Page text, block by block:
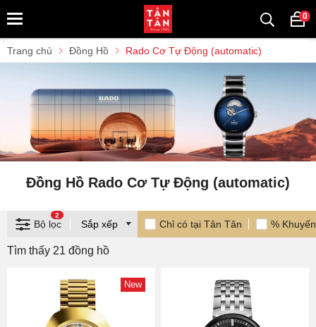
0
Trang chủ Đồng Hồ Rado Cơ Tự Động (automatic)
Đồng Hồ Rado Cơ Tự Động (automatic)
Bộ lọc
2
Chỉ có tại Tân Tân %
Tìm thấy 21 đồng hồ
New